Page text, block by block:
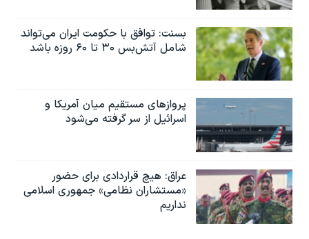
بسنت: توافق با حکومت ایران می‌تواند
شامل آتش‌بس ۳۰ تا ۶۰ روزه باشد
پروازهای مستقیم میان آمریکا و
اسرائیل از سر گرفته می‌شود
عراق: هیچ قراردادی برای حضور
«مستشاران نظامی» جمهوری اسلامی
نداریم